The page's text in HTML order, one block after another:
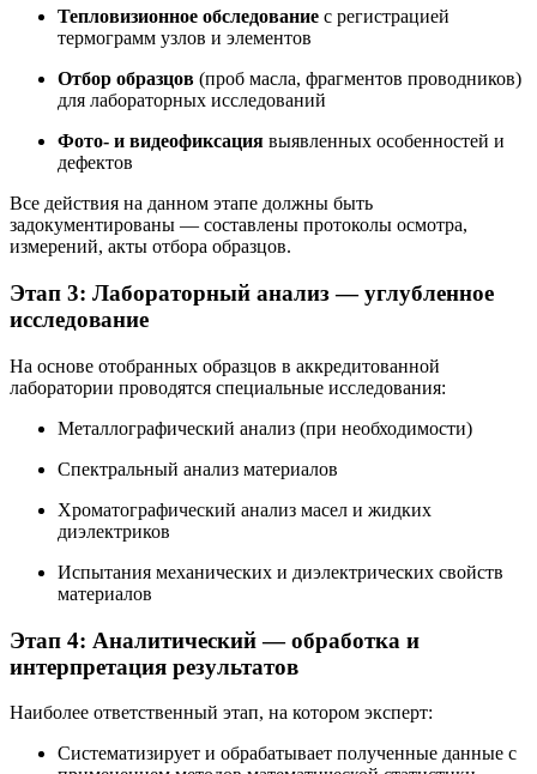
Тепловизионное обследование с регистрацией
термограмм узлов и элементов
Отбор образцов (проб масла, фрагментов проводников)
для лабораторных исследований
Фото- и видеофиксация выявленных особенностей и
дефектов
Все действия на данном этапе должны быть
задокументированы — составлены протоколы осмотра,
измерений, акты отбора образцов.
Этап 3: Лабораторный анализ — углубленное
исследование
На основе отобранных образцов в аккредитованной
лаборатории проводятся специальные исследования:
Металлографический анализ (при необходимости)
Спектральный анализ материалов
Хроматографический анализ масел и жидких
диэлектриков
Испытания механических и диэлектрических свойств
материалов
Этап 4: Аналитический — обработка и
интерпретация результатов
Наиболее ответственный этап, на котором эксперт:
Систематизирует и обрабатывает полученные данные с